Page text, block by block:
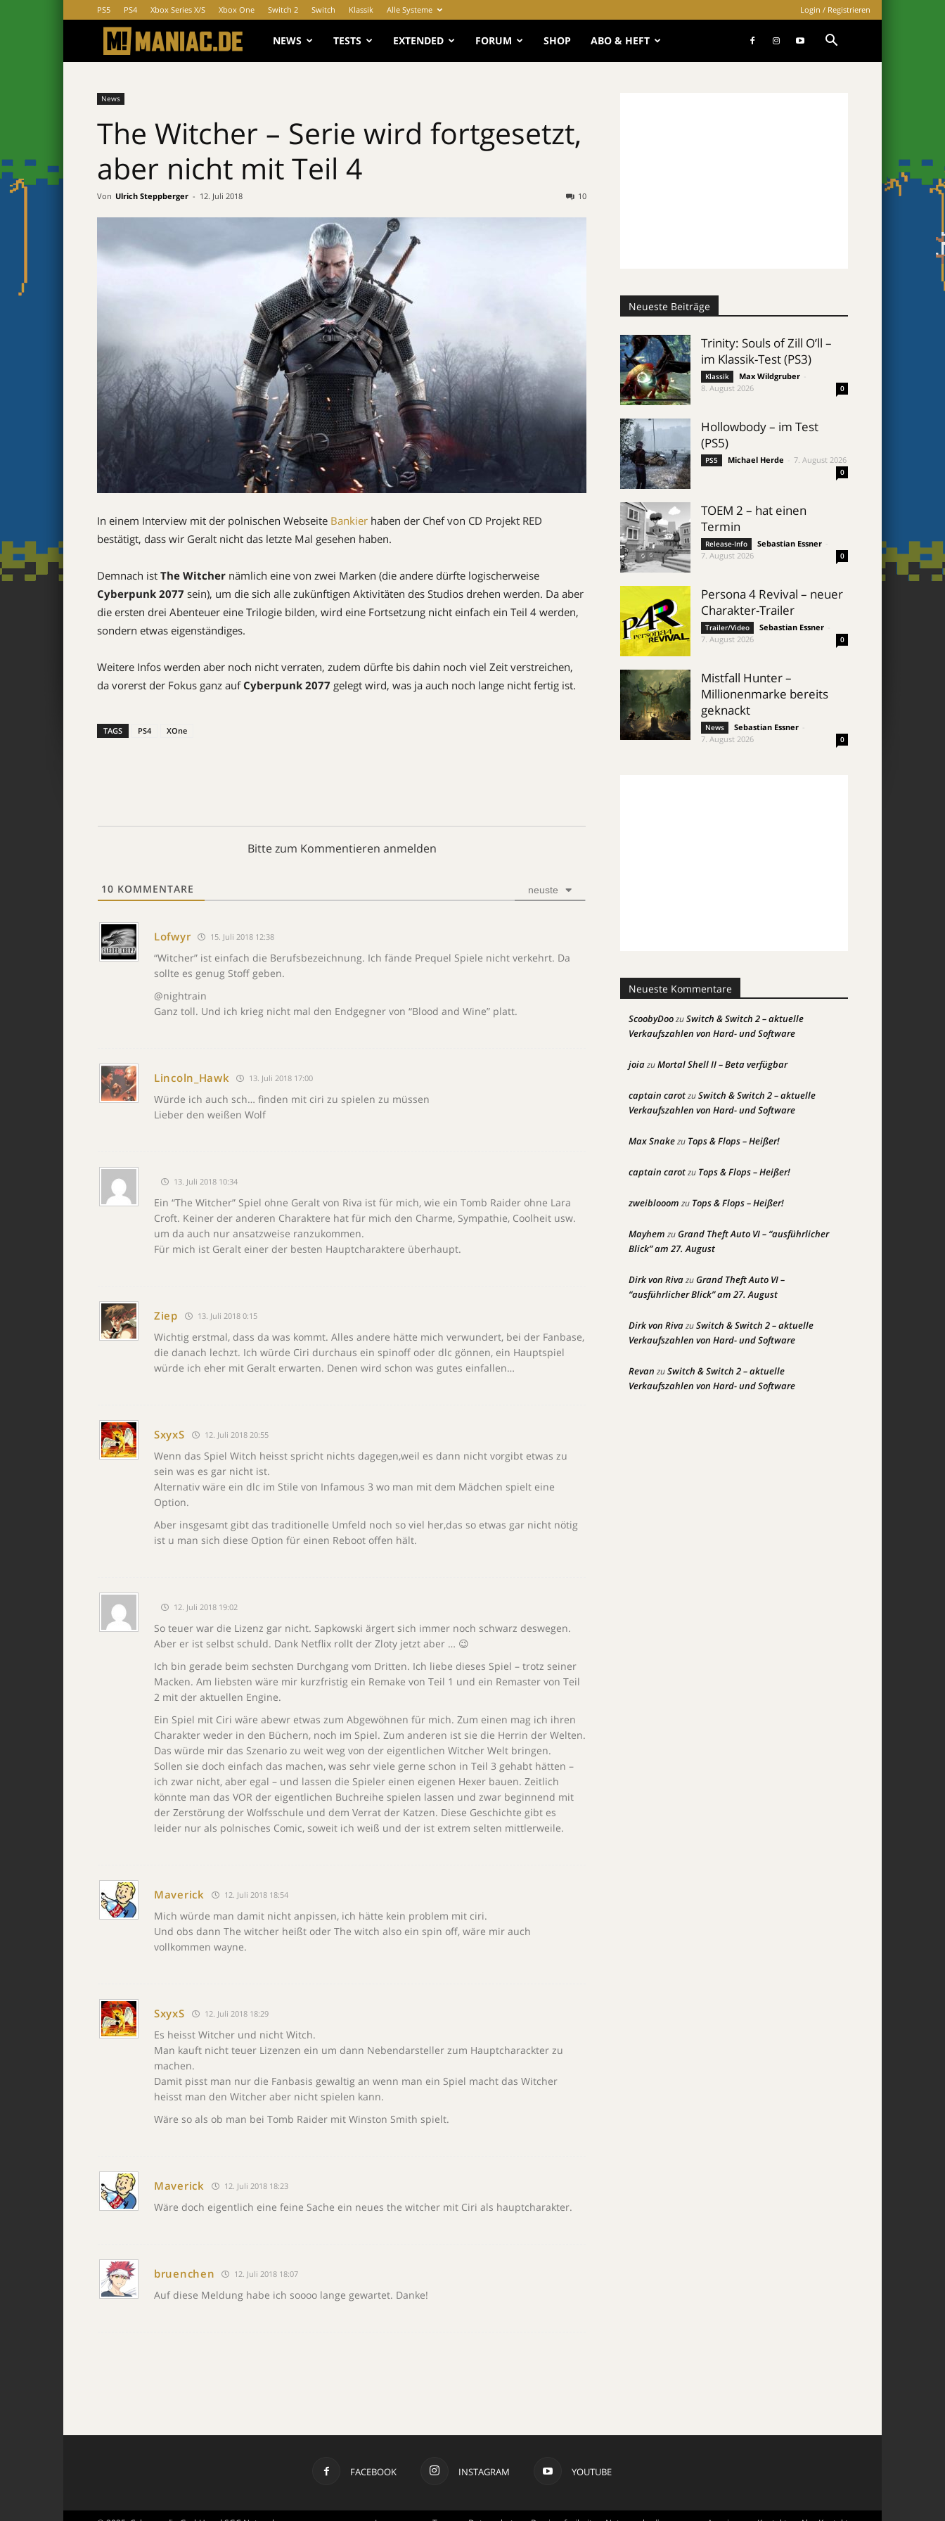
PS5 PS4 Xbox Series X/S Xbox One Switch 2 Switch Klassik Alle Systeme Login / Registrieren
MANIAC.de
NEWS TESTS EXTENDED FORUM SHOP ABO & HEFT
News
The Witcher – Serie wird fortgesetzt,
aber nicht mit Teil 4
Von Ulrich Steppberger - 12. Juli 2018 10
In einem Interview mit der polnischen Webseite Bankier haben der Chef von CD Projekt RED
bestätigt, dass wir Geralt nicht das letzte Mal gesehen haben.
Demnach ist The Witcher nämlich eine von zwei Marken (die andere dürfte logischerweise
Cyberpunk 2077 sein), um die sich alle zukünftigen Aktivitäten des Studios drehen werden. Da aber
die ersten drei Abenteuer eine Trilogie bilden, wird eine Fortsetzung nicht einfach ein Teil 4 werden,
sondern etwas eigenständiges.
Weitere Infos werden aber noch nicht verraten, zudem dürfte bis dahin noch viel Zeit verstreichen,
da vorerst der Fokus ganz auf Cyberpunk 2077 gelegt wird, was ja auch noch lange nicht fertig ist.
TAGS PS4 XOne
Bitte zum Kommentieren anmelden
10 KOMMENTARE neuste
Lofwyr 15. Juli 2018 12:38
“Witcher” ist einfach die Berufsbezeichnung. Ich fände Prequel Spiele nicht verkehrt. Da
sollte es genug Stoff geben.
@nightrain
Ganz toll. Und ich krieg nicht mal den Endgegner von “Blood and Wine” platt.
Lincoln_Hawk 13. Juli 2018 17:00
Würde ich auch sch… finden mit ciri zu spielen zu müssen
Lieber den weißen Wolf
13. Juli 2018 10:34
Ein “The Witcher” Spiel ohne Geralt von Riva ist für mich, wie ein Tomb Raider ohne Lara
Croft. Keiner der anderen Charaktere hat für mich den Charme, Sympathie, Coolheit usw.
um da auch nur ansatzweise ranzukommen.
Für mich ist Geralt einer der besten Hauptcharaktere überhaupt.
Ziep 13. Juli 2018 0:15
Wichtig erstmal, dass da was kommt. Alles andere hätte mich verwundert, bei der Fanbase,
die danach lechzt. Ich würde Ciri durchaus ein spinoff oder dlc gönnen, ein Hauptspiel
würde ich eher mit Geralt erwarten. Denen wird schon was gutes einfallen…
SxyxS 12. Juli 2018 20:55
Wenn das Spiel Witch heisst spricht nichts dagegen,weil es dann nicht vorgibt etwas zu
sein was es gar nicht ist.
Alternativ wäre ein dlc im Stile von Infamous 3 wo man mit dem Mädchen spielt eine
Option.
Aber insgesamt gibt das traditionelle Umfeld noch so viel her,das so etwas gar nicht nötig
ist u man sich diese Option für einen Reboot offen hält.
12. Juli 2018 19:02
So teuer war die Lizenz gar nicht. Sapkowski ärgert sich immer noch schwarz deswegen.
Aber er ist selbst schuld. Dank Netflix rollt der Zloty jetzt aber … 😉
Ich bin gerade beim sechsten Durchgang vom Dritten. Ich liebe dieses Spiel – trotz seiner
Macken. Am liebsten wäre mir kurzfristig ein Remake von Teil 1 und ein Remaster von Teil
2 mit der aktuellen Engine.
Ein Spiel mit Ciri wäre abewr etwas zum Abgewöhnen für mich. Zum einen mag ich ihren
Charakter weder in den Büchern, noch im Spiel. Zum anderen ist sie die Herrin der Welten.
Das würde mir das Szenario zu weit weg von der eigentlichen Witcher Welt bringen.
Sollen sie doch einfach das machen, was sehr viele gerne schon in Teil 3 gehabt hätten –
ich zwar nicht, aber egal – und lassen die Spieler einen eigenen Hexer bauen. Zeitlich
könnte man das VOR der eigentlichen Buchreihe spielen lassen und zwar beginnend mit
der Zerstörung der Wolfsschule und dem Verrat der Katzen. Diese Geschichte gibt es
leider nur als polnisches Comic, soweit ich weiß und der ist extrem selten mittlerweile.
Maverick 12. Juli 2018 18:54
Mich würde man damit nicht anpissen, ich hätte kein problem mit ciri.
Und obs dann The witcher heißt oder The witch also ein spin off, wäre mir auch
vollkommen wayne.
SxyxS 12. Juli 2018 18:29
Es heisst Witcher und nicht Witch.
Man kauft nicht teuer Lizenzen ein um dann Nebendarsteller zum Hauptcharackter zu
machen.
Damit pisst man nur die Fanbasis gewaltig an wenn man ein Spiel macht das Witcher
heisst man den Witcher aber nicht spielen kann.
Wäre so als ob man bei Tomb Raider mit Winston Smith spielt.
Maverick 12. Juli 2018 18:23
Wäre doch eigentlich eine feine Sache ein neues the witcher mit Ciri als hauptcharakter.
bruenchen 12. Juli 2018 18:07
Auf diese Meldung habe ich soooo lange gewartet. Danke!
Neueste Beiträge
Trinity: Souls of Zill O’ll –
im Klassik-Test (PS3)
Klassik Max Wildgruber
8. August 2026
0
Hollowbody – im Test
(PS5)
PS5 Michael Herde 7. August 2026
0
TOEM 2 – hat einen
Termin
Release-Info Sebastian Essner
7. August 2026
0
Persona 4 Revival – neuer
Charakter-Trailer
Trailer/Video Sebastian Essner
7. August 2026
0
Mistfall Hunter –
Millionenmarke bereits
geknackt
News Sebastian Essner
7. August 2026
0
Neueste Kommentare
ScoobyDoozuSwitch & Switch 2 – aktuelle
Verkaufszahlen von Hard- und Software
joiazuMortal Shell II – Beta verfügbar
captain carotzuSwitch & Switch 2 – aktuelle
Verkaufszahlen von Hard- und Software
Max Snakezu Tops & Flops – Heißer!
captain carotzu Tops & Flops – Heißer!
zweiblooom zu Tops & Flops – Heißer!
Mayhem zuGrand Theft Auto VI – “ausführlicher
Blick” am 27. August
Dirk von RivazuGrand Theft Auto VI –
“ausführlicher Blick” am 27. August
Dirk von RivazuSwitch & Switch 2 – aktuelle
Verkaufszahlen von Hard- und Software
Revan zuSwitch & Switch 2 – aktuelle
Verkaufszahlen von Hard- und Software
FACEBOOK INSTAGRAM YOUTUBE